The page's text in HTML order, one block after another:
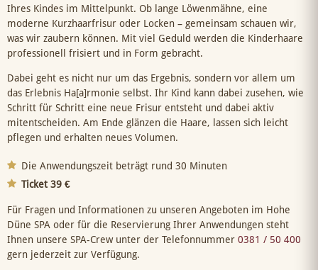
Ihres Kindes im Mittelpunkt. Ob lange Löwenmähne, eine
moderne Kurzhaarfrisur oder Locken – gemeinsam schauen wir,
was wir zaubern können. Mit viel Geduld werden die Kinderhaare
professionell frisiert und in Form gebracht.
Dabei geht es nicht nur um das Ergebnis, sondern vor allem um
das Erlebnis Ha[a]rmonie selbst. Ihr Kind kann dabei zusehen, wie
Schritt für Schritt eine neue Frisur entsteht und dabei aktiv
mitentscheiden. Am Ende glänzen die Haare, lassen sich leicht
pflegen und erhalten neues Volumen.
Die Anwendungszeit beträgt rund 30 Minuten
Ticket 39 €
Für Fragen und Informationen zu unseren Angeboten im Hohe
Düne SPA oder für die Reservierung Ihrer Anwendungen steht
Ihnen unsere SPA-Crew unter der Telefonnummer 0381 / 50 400
gern jederzeit zur Verfügung.